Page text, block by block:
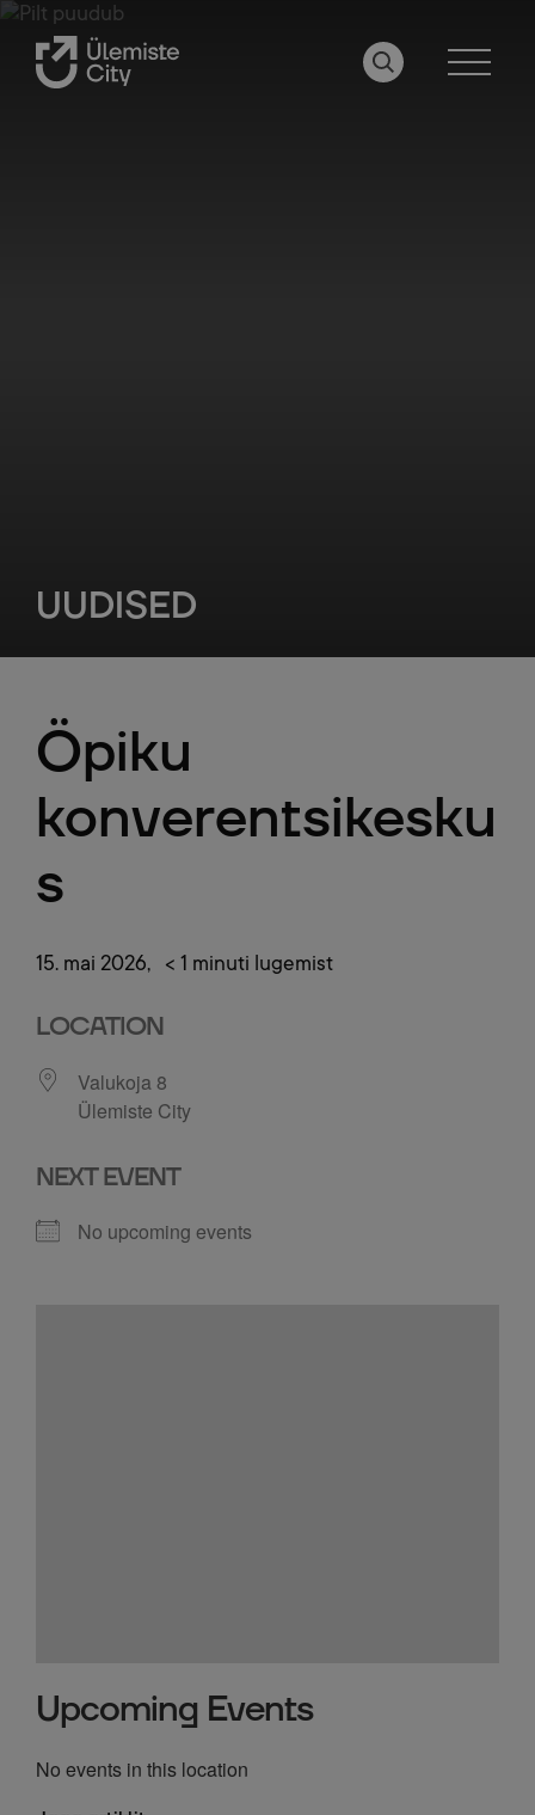
OTSI LEHELTMENÜÜ
UUDISED
Öpiku
konverentsikesku
s
15. mai 2026, < 1 minuti lugemist
LOCATION
Valukoja 8
Ülemiste City
NEXT EVENT
No upcoming events
Upcoming Events
No events in this location